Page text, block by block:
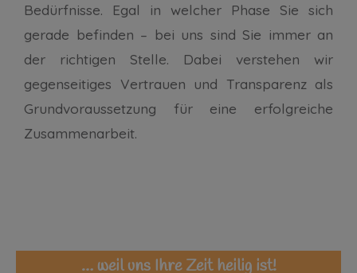
Bedürfnisse. Egal in welcher Phase Sie sich
gerade befinden – bei uns sind Sie immer an
der richtigen Stelle. Dabei verstehen wir
gegenseitiges Vertrauen und Transparenz als
Grundvoraussetzung für eine erfolgreiche
Zusammenarbeit.
… weil uns Ihre Zeit heilig ist!